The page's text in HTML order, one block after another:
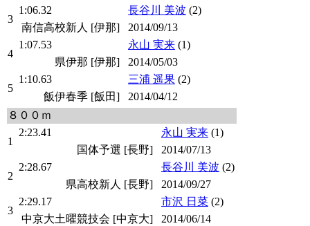
3
1:06.32 長谷川 美波 (2)
南信高校新人 [伊那]
2014/09/13
4
1:07.53 永山 実来 (1)
県伊那 [伊那]
2014/05/03
5
1:10.63 三浦 遥果 (2)
飯伊春季 [飯田]
2014/04/12
８００ｍ
1
2:23.41 永山 実来 (1)
国体予選 [長野]
2014/07/13
2
2:28.67 長谷川 美波 (2)
県高校新人 [長野]
2014/09/27
3
2:29.17 市沢 日菜 (2)
中京大土曜競技会 [中京大]
2014/06/14